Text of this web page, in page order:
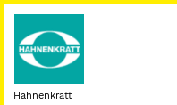
Hahnenkratt